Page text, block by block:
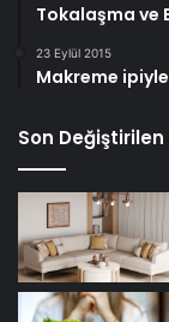
Tokalaşma ve
23 Eylül 2015
Makreme
Son